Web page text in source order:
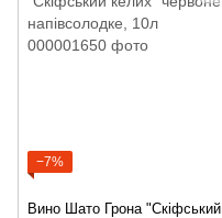
−7%
Вино Шато Грона "Скіфський